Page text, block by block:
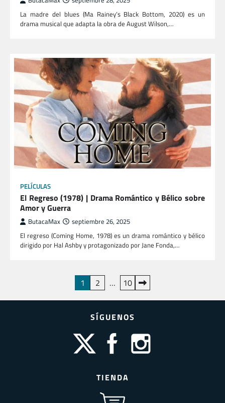
La madre del blues (Ma Rainey’s Black Bottom, 2020) es un
drama musical que adapta la obra de August Wilson,…
PELÍCULAS
El Regreso (1978) | Drama Romántico y Bélico sobre
Amor y Guerra
ButacaMax septiembre 26, 2025
El regreso (Coming Home, 1978) es un drama romántico y bélico
dirigido por Hal Ashby y protagonizado por Jane Fonda,…
de
1 2 … 10
SÍGUENOS
TIENDA